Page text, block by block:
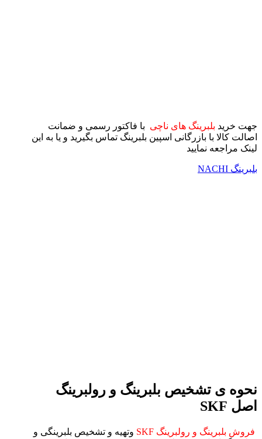
جهت خرید بلبرینگ های ناچی با فاکتور رسمی و ضمانت
اصالت کالا با بازرگانی اسپین بلبرینگ تماس بگیرید و یا به این
لینک مراجعه نمایید
بلبرینگ NACHI
نحوه ی تشخیص بلبرینگ و رولبرینگ
اصل SKF
فروش بلبرینگ و رولبرینگ SKF
وتهیه و تشخیص بلبرینگی و